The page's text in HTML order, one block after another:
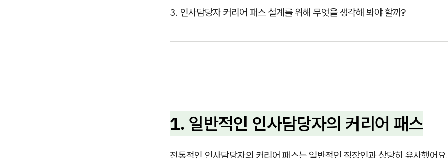
3. 인사담당자 커리어 패스 설계를 위해 무엇을 생각해 봐야 할까?
1. 일반적인 인사담당자의 커리어 패스
전통적인 인사담당자의 커리어 패스는 일반적인 직장인과 상당히 유사했어요.